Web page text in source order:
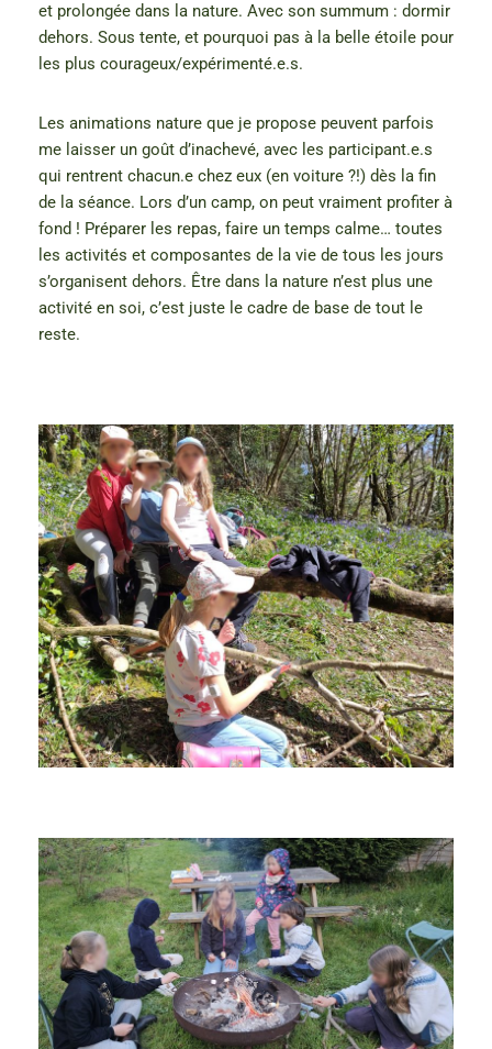
et prolongée dans la nature. Avec son summum : dormir
dehors. Sous tente, et pourquoi pas à la belle étoile pour
les plus courageux/expérimenté.e.s.
Les animations nature que je propose peuvent parfois
me laisser un goût d’inachevé, avec les participant.e.s
qui rentrent chacun.e chez eux (en voiture ?!) dès la fin
de la séance. Lors d’un camp, on peut vraiment profiter à
fond ! Préparer les repas, faire un temps calme… toutes
les activités et composantes de la vie de tous les jours
s’organisent dehors. Être dans la nature n’est plus une
activité en soi, c’est juste le cadre de base de tout le
reste.